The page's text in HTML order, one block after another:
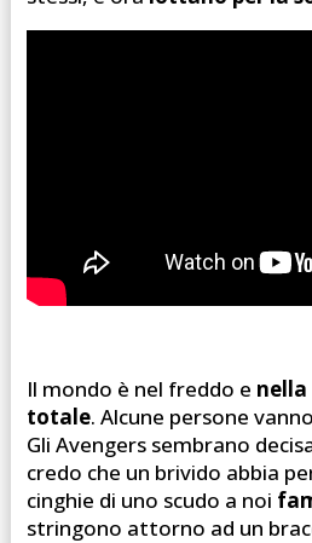
Il mondo è nel freddo e nella
totale. Alcune persone
Gli Avengers sembrano
credo che un brivido abbia
cinghie di uno scudo a noi
stringono attorno ad un